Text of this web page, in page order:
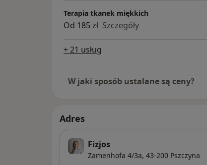
Terapia tkanek miękkich
Od 185 zł Szczegóły
+ 21 usług
W jaki sposób ustalane są ceny?
Adres
Fizjos
Zamenhofa 4/3a, 43-200 Pszczyna